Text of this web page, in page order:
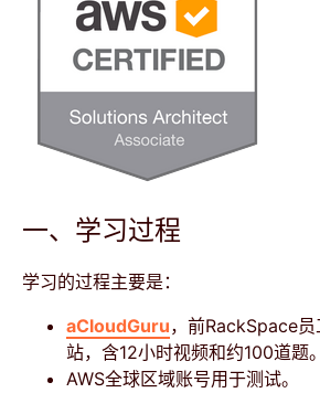
一、学习过程
学习的过程主要是：
aCloudGuru，前RackSpace
站，含12小时视频和约100道题。
AWS全球区域账号用于测试。